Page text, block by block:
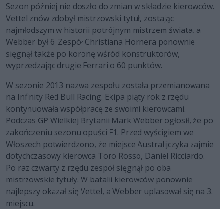
Sezon później nie doszło do zmian w składzie kierowców.
Vettel znów zdobył mistrzowski tytuł, zostając
najmłodszym w historii potrójnym mistrzem świata, a
Webber był 6. Zespół Christiana Hornera ponownie
sięgnął także po koronę wśród konstruktorów,
wyprzedzając drugie Ferrari o 60 punktów.
W sezonie 2013 nazwa zespołu została przemianowana
na Infinity Red Bull Racing. Ekipa piąty rok z rzędu
kontynuowała współpracę ze swoimi kierowcami.
Podczas GP Wielkiej Brytanii Mark Webber ogłosił, że po
zakończeniu sezonu opuści F1. Przed wyścigiem we
Włoszech potwierdzono, że miejsce Australijczyka zajmie
dotychczasowy kierowca Toro Rosso, Daniel Ricciardo.
Po raz czwarty z rzędu zespół sięgnął po oba
mistrzowskie tytuły. W batalii kierowców ponownie
najlepszy okazał się Vettel, a Webber uplasował się na 3.
miejscu.